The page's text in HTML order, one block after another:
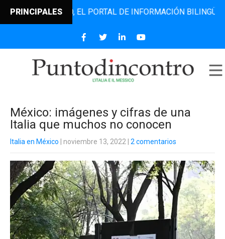
PRINCIPALESEL PORTAL DE INFORMACIÓN BILINGÜE QUE
México: imágenes y cifras de una
Italia que muchos no conocen
Italia en México | noviembre 13, 2022 2 comentarios